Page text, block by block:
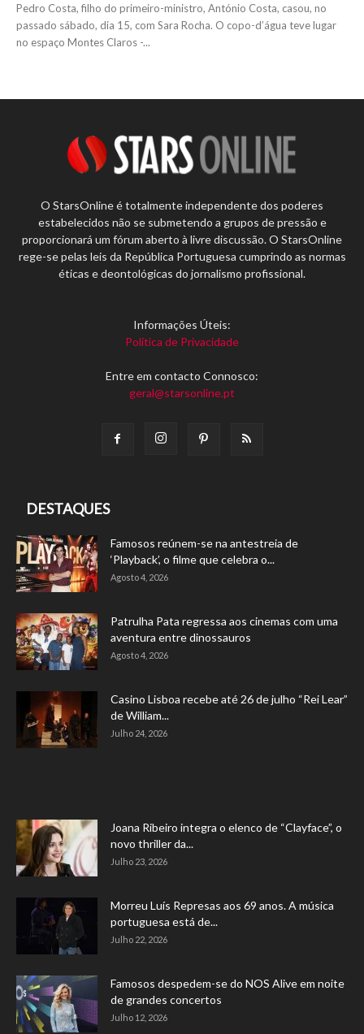
Pedro Costa, filho do primeiro-ministro, António Costa, casou, no
passado sábado, dia 15, com Sara Rocha. O copo-d’água teve lugar
no espaço Montes Claros -...
O StarsOnline é totalmente independente dos poderes
estabelecidos não se submetendo a grupos de pressão e
proporcionará um fórum aberto à livre discussão. O StarsOnline
rege-se pelas leis da República Portuguesa cumprindo as normas
éticas e deontológicas do jornalismo profissional.
Informações Úteis:
Política de Privacidade
Entre em contacto Connosco:
geral@starsonline.pt
DESTAQUES
Famosos reúnem-se na antestreia de
‘Playback’, o filme que celebra o...
Agosto 4, 2026
Patrulha Pata regressa aos cinemas com uma
aventura entre dinossauros
Agosto 4, 2026
Casino Lisboa recebe até 26 de julho “Rei Lear”
de William...
Julho 24, 2026
Joana Ribeiro integra o elenco de “Clayface”, o
novo thriller da...
Julho 23, 2026
Morreu Luís Represas aos 69 anos. A música
portuguesa está de...
Julho 22, 2026
Famosos despedem-se do NOS Alive em noite
de grandes concertos
Julho 12, 2026